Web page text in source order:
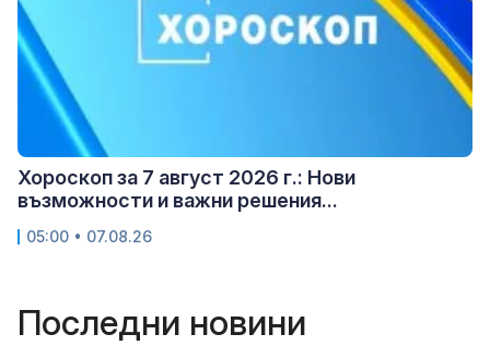
Хороскоп за 7 август 2026 г.: Нови
възможности и важни решения...
05:00 • 07.08.26
Последни новини